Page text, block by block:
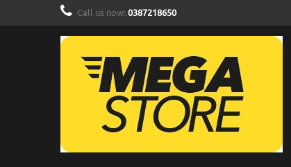
Call us now: 0387218650